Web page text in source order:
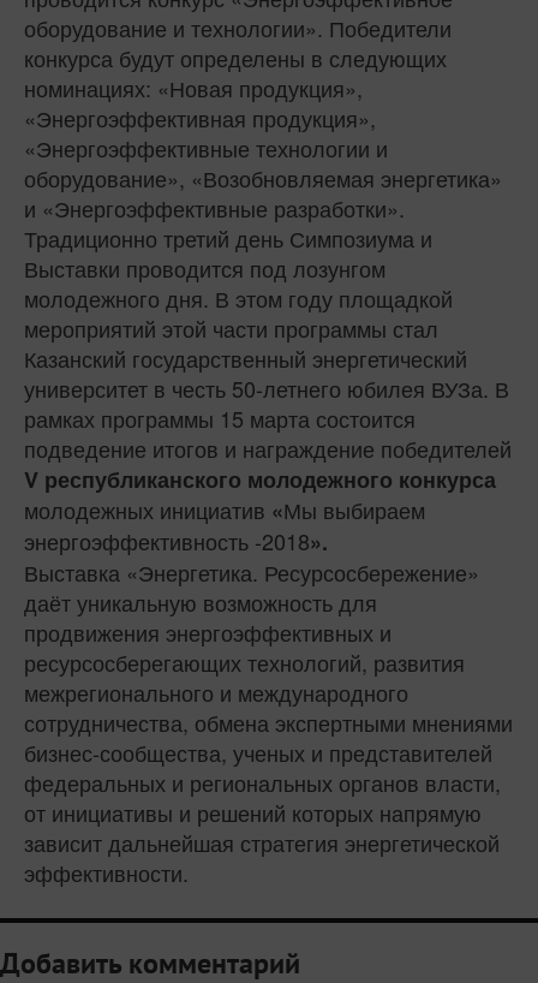
оборудование и технологии». Победители
конкурса будут определены в следующих
номинациях: «Новая продукция»,
«Энергоэффективная продукция»,
«Энергоэффективные технологии и
оборудование», «Возобновляемая энергетика»
и «Энергоэффективные разработки».
Традиционно третий день Симпозиума и
Выставки проводится под лозунгом
молодежного дня. В этом году площадкой
мероприятий этой части программы стал
Казанский государственный энергетический
университет в честь 50-летнего юбилея ВУЗа. В
рамках программы 15 марта состоится
подведение итогов и награждение победителей
V республиканского молодежного конкурса
молодежных инициатив «Мы выбираем
энергоэффективность -2018».
Выставка «Энергетика. Ресурсосбережение»
даёт уникальную возможность для
продвижения энергоэффективных и
ресурсосберегающих технологий, развития
межрегионального и международного
сотрудничества, обмена экспертными мнениями
бизнес-сообщества, ученых и представителей
федеральных и региональных органов власти,
от инициативы и решений которых напрямую
зависит дальнейшая стратегия энергетической
эффективности.
Добавить комментарий